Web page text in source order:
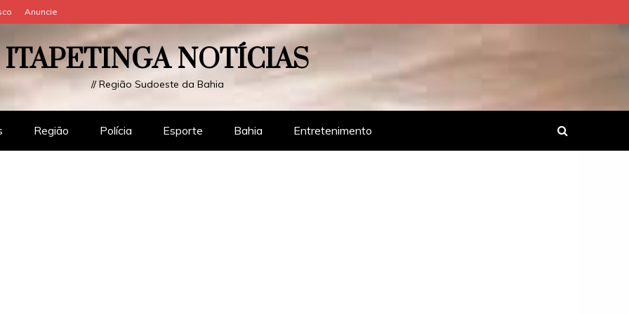
Anuncie
ITAPETINGA NOTÍCIAS
// Região Sudoeste da Bahia
Região Polícia Esporte Bahia Entretenimento